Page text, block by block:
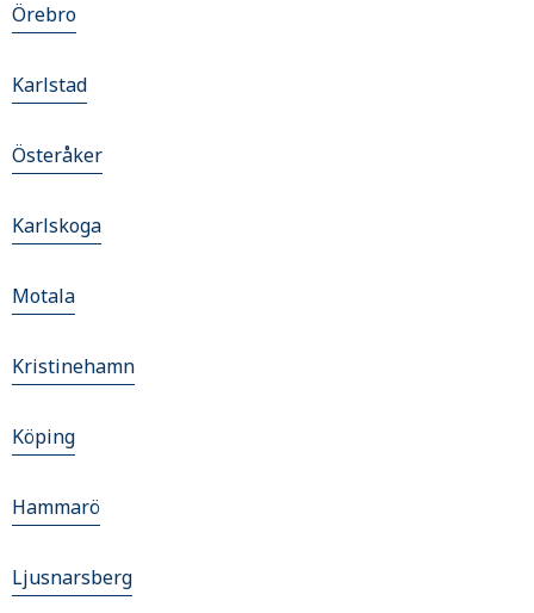
Örebro
Karlstad
Österåker
Karlskoga
Motala
Kristinehamn
Köping
Hammarö
Ljusnarsberg